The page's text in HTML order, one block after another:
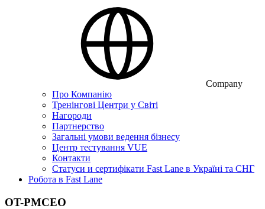
Company
Про Компанію
Тренінгові Центри у Світі
Нагороди
Партнерство
Загальні умови ведення бізнесу
Центр тестування VUE
Контакти
Статуси и сертифікати Fast Lane в Україні та СНГ
Робота в Fast Lane
OT-PMCEO